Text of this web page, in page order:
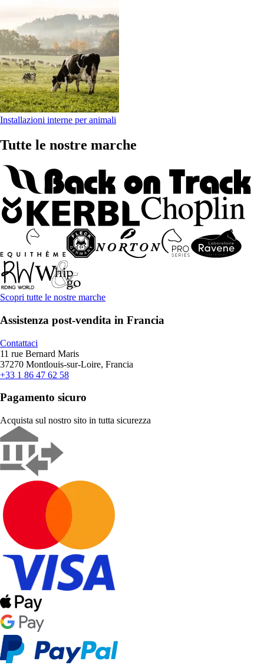
Installazioni interne per animali
Tutte le nostre marche
Scopri tutte le nostre marche
Assistenza post-vendita in Francia
Contattaci
11 rue Bernard Maris
37270 Montlouis-sur-Loire, Francia
+33 1 86 47 62 58
Pagamento sicuro
Acquista sul nostro sito in tutta sicurezza